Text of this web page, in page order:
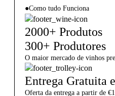
●Como tudo Funciona
2000+ Produtos
300+ Produtores
O maior mercado de vinhos
Entrega Gratuita
Oferta da entrega a partir de